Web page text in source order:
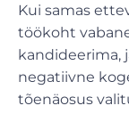
Kui samas
töökoht
kandideerima,
negatiivne
tõenäosus